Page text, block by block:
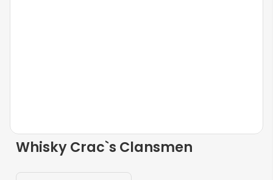
Whisky Crac`s Clansmen